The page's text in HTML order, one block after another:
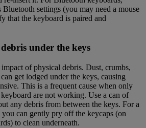
settings (you may need a mouse
that the keyboard is paired and
under the keys
of physical debris. Dust, crumbs,
get lodged under the keys, causing
This is a frequent cause when only
are not working. Use a can of
any debris from between the keys. For a
can gently pry off the keycaps (on
to clean underneath.